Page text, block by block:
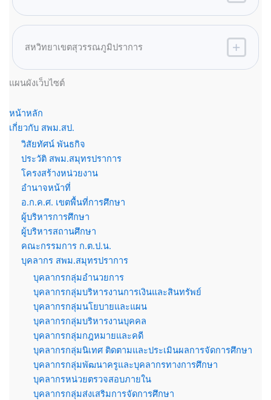
สหวิทยาเขตสุวรรณภูมิปราการ
แผนผังเว็บไซต์
หน้าหลัก
เกี่ยวกับ สพม.สป.
วิสัยทัศน์ พันธกิจ
ประวัติ สพม.สมุทรปราการ
โครงสร้างหน่วยงาน
อำนาจหน้าที่
อ.ก.ค.ศ. เขตพื้นที่การศึกษา
ผู้บริหารการศึกษา
ผู้บริหารสถานศึกษา
คณะกรรมการ ก.ต.ป.น.
บุคลากร สพม.สมุทรปราการ
บุคลากรกลุ่มอำนวยการ
บุคลากรกลุ่มบริหารงานการเงินและสินทรัพย์
บุคลากรกลุ่มนโยบายและแผน
บุคลากรกลุ่มบริหารงานบุคคล
บุคลากรกลุ่มกฎหมายและคดี
บุคลากรกลุ่มนิเทศ ติดตามและประเมินผลการจัดการศึกษา
บุคลากรกลุ่มพัฒนาครูและบุคลากรทางการศึกษา
บุคลากรหน่วยตรวจสอบภายใน
บุคลากรกลุ่มส่งเสริมการจัดการศึกษา